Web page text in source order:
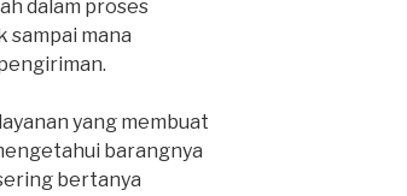
dalam proses
mana
yang membuat
barangnya
bertanya